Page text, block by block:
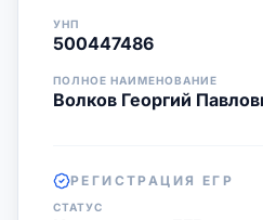
УНП
500447486
ПОЛНОЕ НАИМЕНОВАНИЕ
Волков Георгий
РЕГИСТРАЦИЯ ЕГР
СТАТУС